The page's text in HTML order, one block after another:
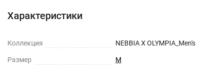
Характеристики
Коллекция NEBBIA X OLYMPIA_Men's
Размер M